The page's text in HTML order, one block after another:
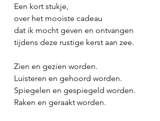
Een kort stukje,
over het mooiste cadeau
dat ik mocht geven en ontvangen
tijdens deze rustige kerst aan zee.
Zien en gezien worden.
Luisteren en gehoord worden.
Spiegelen en gespiegeld worden.
Raken en geraakt worden.